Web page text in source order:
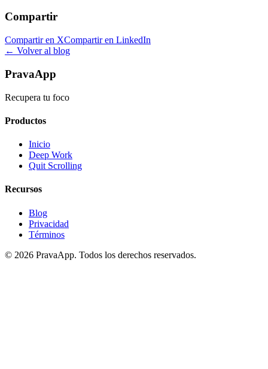
Compartir
Compartir en XCompartir en LinkedIn
← Volver al blog
PravaApp
Recupera tu foco
Productos
Inicio
Deep Work
Quit Scrolling
Recursos
Blog
Privacidad
Términos
© 2026 PravaApp. Todos los derechos reservados.